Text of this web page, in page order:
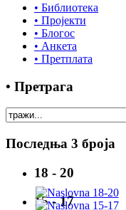
• Библиотека
• Пројекти
• Блогос
• Анкета
• Претплата
• Претрага
Последња 3 броја
18 - 20
15 - 17